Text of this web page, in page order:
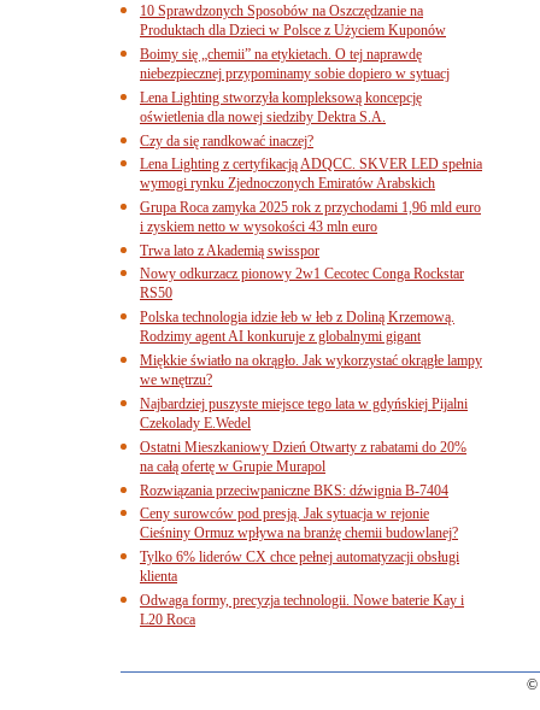
10 Sprawdzonych Sposobów na Oszczędzanie na
Produktach dla Dzieci w Polsce z Użyciem Kuponów
Boimy się „chemii” na etykietach. O tej naprawdę
niebezpiecznej przypominamy sobie dopiero w sytuacj
Lena Lighting stworzyła kompleksową koncepcję
oświetlenia dla nowej siedziby Dektra S.A.
Czy da się randkować inaczej?
Lena Lighting z certyfikacją ADQCC. SKVER LED spełnia
wymogi rynku Zjednoczonych Emiratów Arabskich
Grupa Roca zamyka 2025 rok z przychodami 1,96 mld euro
i zyskiem netto w wysokości 43 mln euro
Trwa lato z Akademią swisspor
Nowy odkurzacz pionowy 2w1 Cecotec Conga Rockstar
RS50
Polska technologia idzie łeb w łeb z Doliną Krzemową.
Rodzimy agent AI konkuruje z globalnymi gigant
Miękkie światło na okrągło. Jak wykorzystać okrągłe lampy
we wnętrzu?
Najbardziej puszyste miejsce tego lata w gdyńskiej Pijalni
Czekolady E.Wedel
Ostatni Mieszkaniowy Dzień Otwarty z rabatami do 20%
na całą ofertę w Grupie Murapol
Rozwiązania przeciwpaniczne BKS: dźwignia B-7404
Ceny surowców pod presją. Jak sytuacja w rejonie
Cieśniny Ormuz wpływa na branżę chemii budowlanej?
Tylko 6% liderów CX chce pełnej automatyzacji obsługi
klienta
Odwaga formy, precyzja technologii. Nowe baterie Kay i
L20 Roca
©